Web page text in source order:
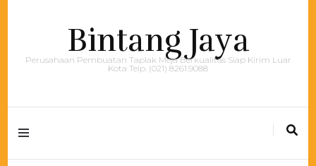
Bintang Jaya
Perusahaan Pembuatan Taplak Meja Berkualitas Siap Kirim Luar
Kota Telp. (021) 8261.9088